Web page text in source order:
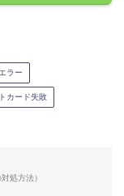
ラー
カード失敗
処方法）